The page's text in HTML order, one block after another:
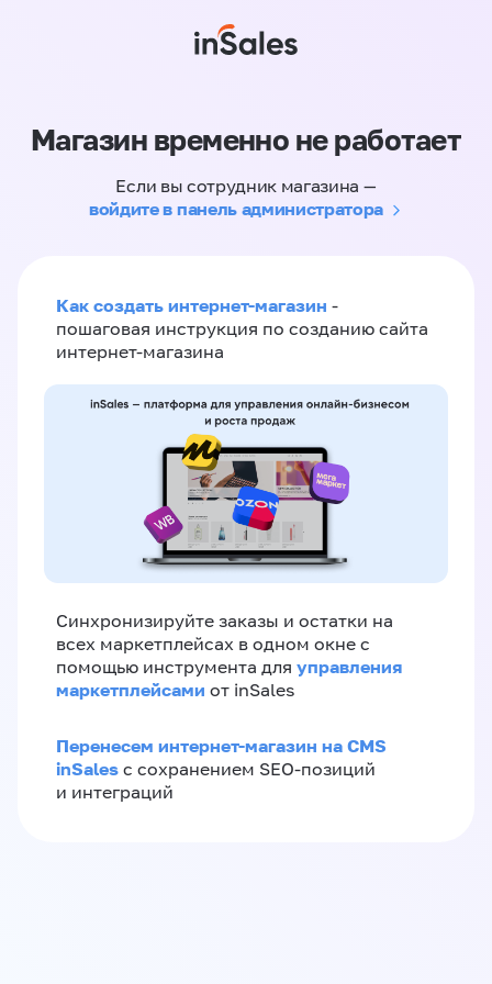
Магазин временно не работает
Если вы сотрудник магазина —
войдите в панель администратора
Как создать интернет-магазин -
пошаговая инструкция по созданию сайта
интернет-магазина
Синхронизируйте заказы и остатки на
всех маркетплейсах в одном окне с
помощью инструмента для управления
маркетплейсами от inSales
Перенесем интернет-магазин на CMS
inSales с сохранением SEO-позиций
и интеграций